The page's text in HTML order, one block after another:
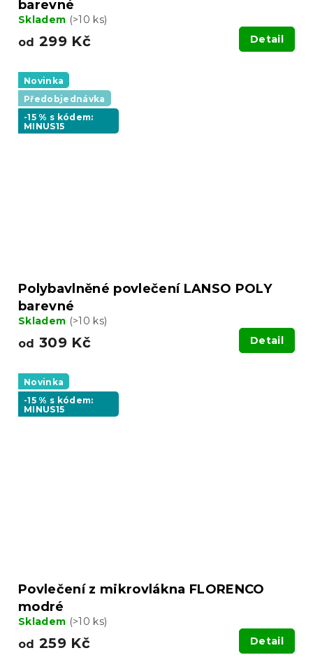
barevné
Skladem (>10 ks)
od 299 Kč Detail
Novinka
Předobjednávka
-15 % s kódem:
MINUS15
Polybavlněné povlečení LANSO POLY
barevné
Skladem (>10 ks)
od 309 Kč Detail
Novinka
-15 % s kódem:
MINUS15
Povlečení z mikrovlákna FLORENCO
modré
Skladem (>10 ks)
od 259 Kč Detail